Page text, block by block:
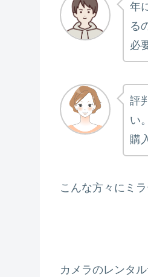
年
る
必
評
い。
購
こんな方々にミ
カメラのレンタ